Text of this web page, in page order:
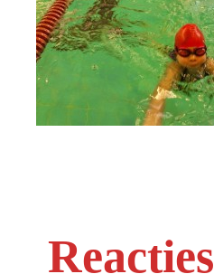
Reacties